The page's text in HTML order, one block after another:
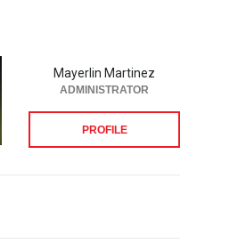
Mayerlin Martinez
ADMINISTRATOR
PROFILE